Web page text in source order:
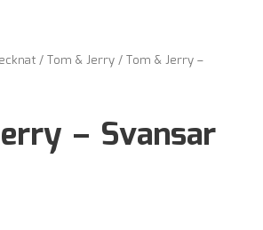
/Tom & Jerry/ Tom & Jerry –
– Svansar